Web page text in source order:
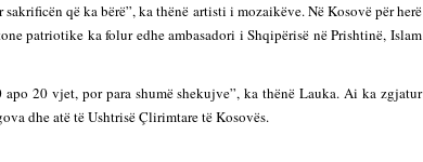
që ka bërë”, ka thënë artisti i mozaikëve. Në Kosovë për herë
patriotike ka folur edhe ambasadori i Shqipërisë në Prishtinë, Islam
20 vjet, por para shumë shekujve”, ka thënë Lauka. Ai ka zgjatur
dhe atë të Ushtrisë Çlirimtare të Kosovës.